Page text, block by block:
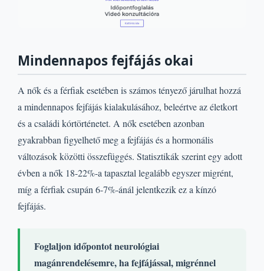
Mindennapos fejfájás okai
A nők és a férfiak esetében is számos tényező járulhat hozzá
a mindennapos fejfájás kialakulásához, beleértve az életkort
és a családi kórtörténetet. A nők esetében azonban
gyakrabban figyelhető meg a fejfájás és a hormonális
változások közötti összefüggés. Statisztikák szerint egy adott
évben a nők 18-22%-a tapasztal legalább egyszer migrént,
míg a férfiak csupán 6-7%-ánál jelentkezik ez a kínzó
fejfájás.
Foglaljon időpontot neurológiai
magánrendelésemre, ha fejfájással, migrénnel